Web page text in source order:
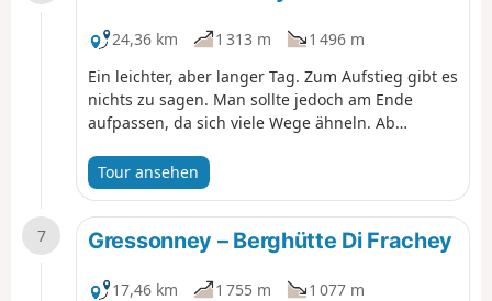
24,36 km 1 313 m
1 496 m
Ein leichter, aber langer Tag. Zum Aufstieg gibt es
nichts zu sagen. Man sollte jedoch am Ende
aufpassen, da sich viele Wege ähneln. Ab
Verkehrsmittel. Man kann per Anhalter bis nach
Pont-Saint-Martin gehen. Bei all den
französischen Namen hat man nicht das Gefühl,
in Italien zu sein. Von Pont-Saint-Martin aus
gehen Busse nach Gressonney-Saint-Jean.
Tour ansehen
7 Gressonney – Berghütte Di Frachey
17,46 km 1 755 m
1 077 m